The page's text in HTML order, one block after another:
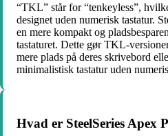
“TKL” står for “tenkeyless”,
designet uden numerisk tastatur.
en mere kompakt og
tastaturet. Dette gør TKL-
mere plads på deres skrivebord
minimalistisk tastatur uden
Hvad er SteelSeries Apex